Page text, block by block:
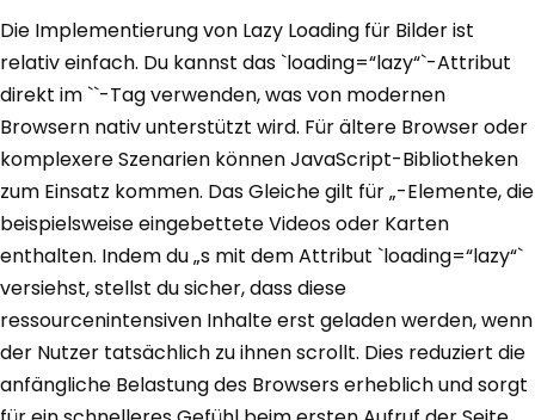
Die Implementierung von Lazy Loading für Bilder ist
relativ einfach. Du kannst das `loading=“lazy“`-Attribut
direkt im ``-Tag verwenden, was von modernen
Browsern nativ unterstützt wird. Für ältere Browser oder
komplexere Szenarien können JavaScript-Bibliotheken
zum Einsatz kommen. Das Gleiche gilt für „-Elemente, die
beispielsweise eingebettete Videos oder Karten
enthalten. Indem du „s mit dem Attribut `loading=“lazy“`
versiehst, stellst du sicher, dass diese
ressourcenintensiven Inhalte erst geladen werden, wenn
der Nutzer tatsächlich zu ihnen scrollt. Dies reduziert die
anfängliche Belastung des Browsers erheblich und sorgt